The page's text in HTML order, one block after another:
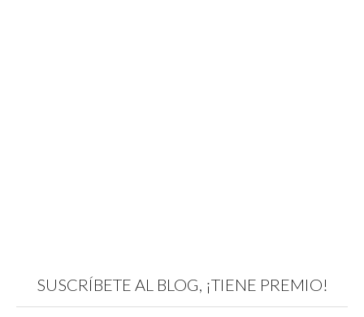
SUSCRÍBETE AL BLOG, ¡TIENE PREMIO!